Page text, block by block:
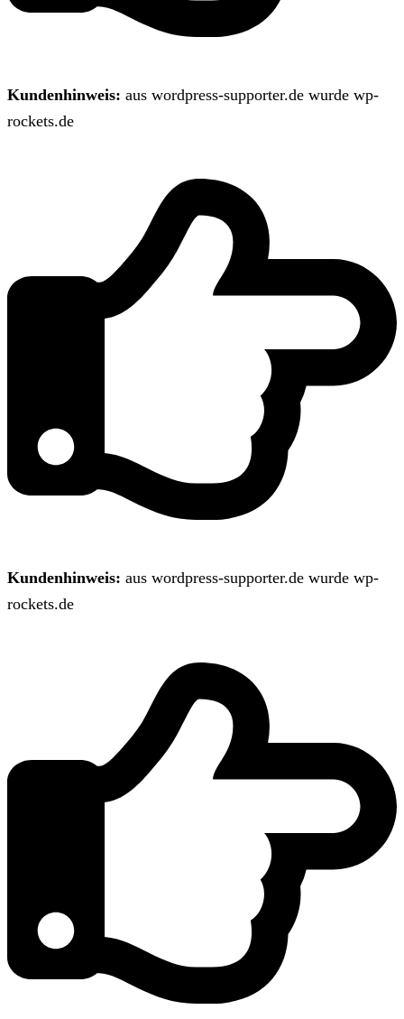
Kundenhinweis: aus wordpress-supporter.de wurde wp-
rockets.de
Kundenhinweis: aus wordpress-supporter.de wurde wp-
rockets.de